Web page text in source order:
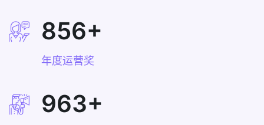
856+
年度运营奖
963+